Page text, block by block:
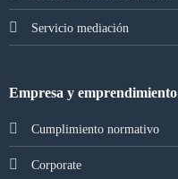
Servicio mediación
Empresa y emprendimiento
Cumplimiento normativo
Corporate